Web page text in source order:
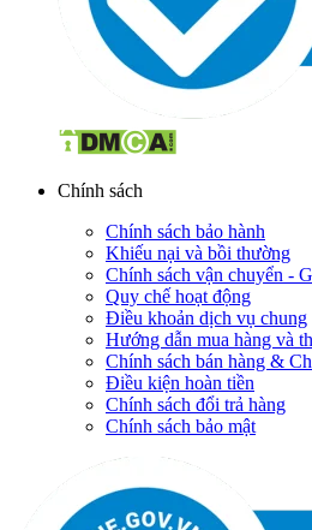
Chính sách
Chính sách bảo hành
Khiếu nại và bồi thường
Chính sách vận chuyển -
Quy chế hoạt động
Điều khoản dịch vụ chung
Hướng dẫn mua hàng và
Chính sách bán hàng &
Điều kiện hoàn tiền
Chính sách đổi trả hàng
Chính sách bảo mật